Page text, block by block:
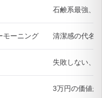
石鹸系最強、
モーニング 清潔感の代名
失敗しない、
3万円の価値が